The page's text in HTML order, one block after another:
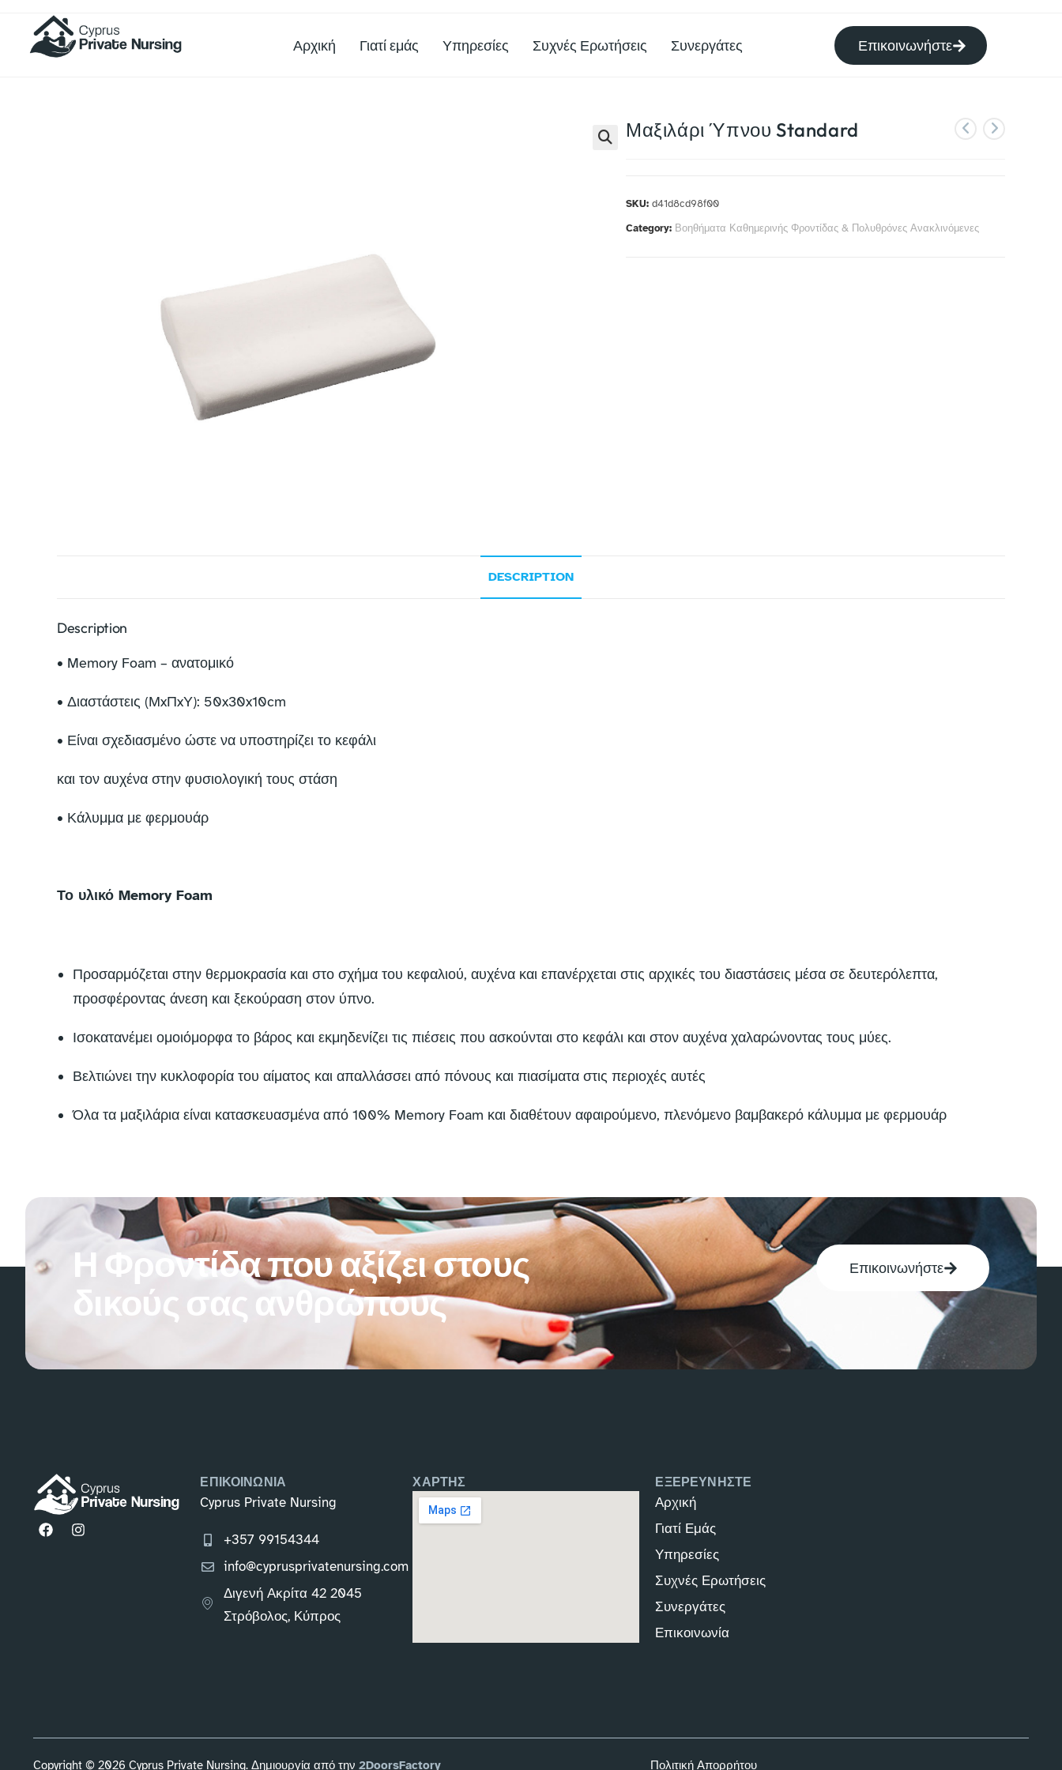
Αρχική Γιατί εμάς Υπηρεσίες Συχνές Ερωτήσεις Συνεργάτες Επικοινωνήστε
Μαξιλάρι Ύπνου Standard
SKU: d41d8cd98f00
Category: Βοηθήματα Καθημερινής Φροντίδας & Πολυθρόνες Ανακλινόμενες
DESCRIPTION
Description
• Memory Foam – ανατομικό
• Διαστάστεις (ΜxΠxΥ): 50x30x10cm
• Είναι σχεδιασμένο ώστε να υποστηρίζει το κεφάλι
και τον αυχένα στην φυσιολογική τους στάση
• Κάλυμμα με φερμουάρ
Το υλικό Memory Foam
Προσαρμόζεται στην θερμοκρασία και στο σχήμα του κεφαλιού, αυχένα και επανέρχεται στις αρχικές του διαστάσεις μέσα σε δευτερόλεπτα,
προσφέροντας άνεση και ξεκούραση στον ύπνο.
Ισοκατανέμει ομοιόμορφα το βάρος και εκμηδενίζει τις πιέσεις που ασκούνται στο κεφάλι και στον αυχένα χαλαρώνοντας τους μύες.
Βελτιώνει την κυκλοφορία του αίματος και απαλλάσσει από πόνους και πιασίματα στις περιοχές αυτές
Όλα τα μαξιλάρια είναι κατασκευασμένα από 100% Memory Foam και διαθέτουν αφαιρούμενο, πλενόμενο βαμβακερό κάλυμμα με φερμουάρ
Η Φροντίδα που αξίζει στους
δικούς σας ανθρώπους
Επικοινωνήστε
ΕΠΙΚΟΙΝΩΝΙΑ
Cyprus Private Nursing
+357 99154344
info@cyprusprivatenursing.com
Διγενή Ακρίτα 42 2045
Στρόβολος, Κύπρος
ΧΑΡΤΗΣ ΕΞΕΡΕΥΝΗΣΤΕ
Αρχική
Γιατί Εμάς
Υπηρεσίες
Συχνές Ερωτήσεις
Συνεργάτες
Επικοινωνία
Copyright © 2026 Cyprus Private Nursing. Δημιουργία από την 2DoorsFactory Πολιτική Απορρήτου